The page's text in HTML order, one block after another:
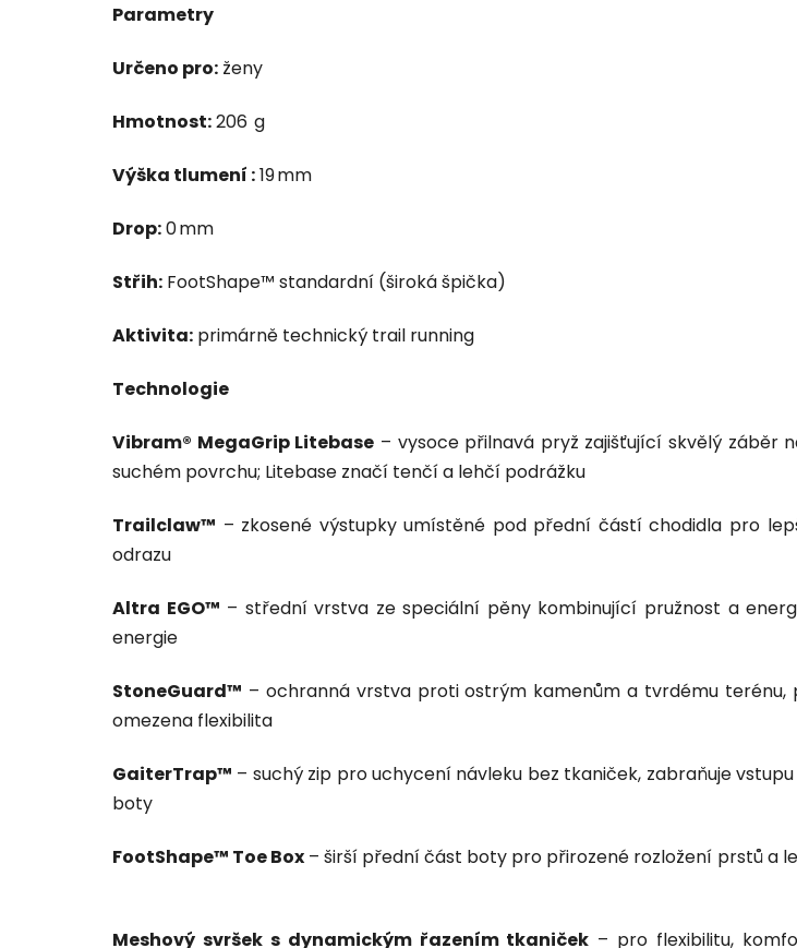
Parametry
Určeno pro: ženy
Hmotnost:206 g
Výška tlumení :19 mm
Drop:0 mm
Střih: FootShape™ standardní (široká špička)
Aktivita: primárně technický trail running
Technologie
Vibram® MegaGrip Litebase – vysoce přilnavá pryž zajišťující skvělý záběr
suchém povrchu; Litebase značí tenčí a lehčí podrážku
Trailclaw™ – zkosené výstupky umístěné pod přední částí chodidla pro
odrazu
Altra EGO™ – střední vrstva ze speciální pěny kombinující pružnost a
energie
StoneGuard™ – ochranná vrstva proti ostrým kamenům a tvrdému terénu,
omezena flexibilita
GaiterTrap™ – suchý zip pro uchycení návleku bez tkaniček, zabraňuje
boty
FootShape™ Toe Box – širší přední část boty pro přirozené rozložení prstů a
Meshový svršek s dynamickým řazením tkaniček – pro flexibilitu,